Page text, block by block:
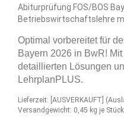
Abiturprüfung FOS/BOS
Betriebswirtschaftslehre
Optimal vorbereitet für
Bayern 2026 in BwR!
detaillierten Lösungen
LehrplanPLUS.
Lieferzeit: [AUSVERKAUFT]
Versandgewicht: 0,45 kg je Stück